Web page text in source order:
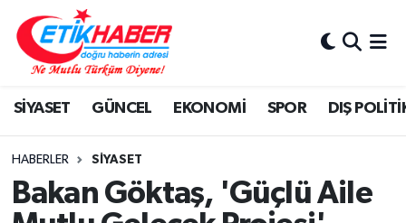
SİYASET GÜNCEL EKONOMİ SPOR DIŞ
HABERLER SİYASET
Bakan Göktaş, 'Güçlü Aile
BİLİM-TEKNOLOJİ
DIŞ POLİTİKA
DÜNYA
EĞİTİM GENÇLİK
Nöbetçi Eczaneler
Hava Durumu
İstanbul Namaz Vakitleri
Trafik Durumu